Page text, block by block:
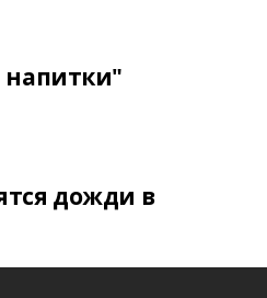
напитки"
дожди в